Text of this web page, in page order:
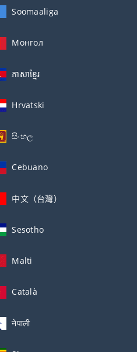
Soomaaliga
Монгол
ភាសាខ្មែរ
Hrvatski
සිංහල
Cebuano
中文（台灣）
Sesotho
Malti
Català
नेपाली